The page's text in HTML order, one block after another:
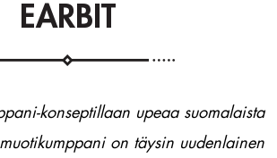
EARBIT
konseptillaan upeaa suomalaista
on täysin uudenlainen